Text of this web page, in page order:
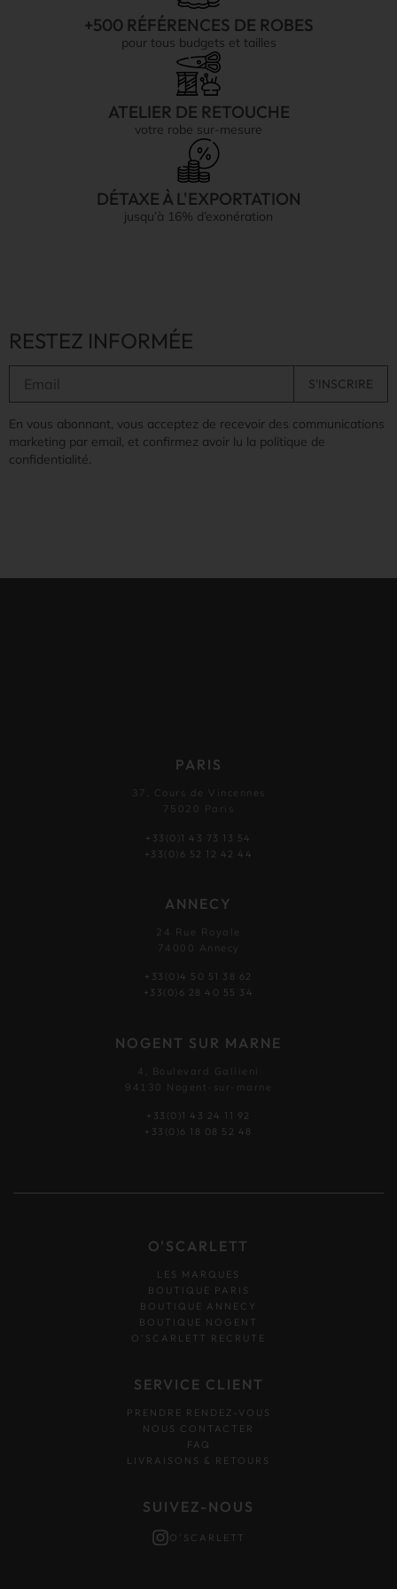
+500 RÉFÉRENCES DE ROBES
pour tous budgets et tailles
ATELIER DE RETOUCHE
votre robe sur-mesure
DÉTAXE À L'EXPORTATION
jusqu’à 16% d’exonération
RESTEZ INFORMÉE
En vous abonnant, vous acceptez de recevoir des communications
marketing par email, et confirmez avoir lu la politique de
confidentialité.
PARIS
37, Cours de Vincennes
75020 Paris
+33(0)1 43 73 13 54
+33(0)6 52 12 42 44
ANNECY
24 Rue Royale
74000 Annecy
+33(0)4 50 51 38 62
+33(0)6 28 40 55 34
NOGENT SUR MARNE
4, Boulevard Gallieni
94130 Nogent-sur-marne
+33(0)1 43 24 11 92
+33(0)6 18 08 52 48
O'SCARLETT
LES MARQUES
BOUTIQUE PARIS
BOUTIQUE ANNECY
BOUTIQUE NOGENT
O’SCARLETT RECRUTE
SERVICE CLIENT
PRENDRE RENDEZ-VOUS
NOUS CONTACTER
FAQ
LIVRAISONS & RETOURS
SUIVEZ-NOUS
O'SCARLETT